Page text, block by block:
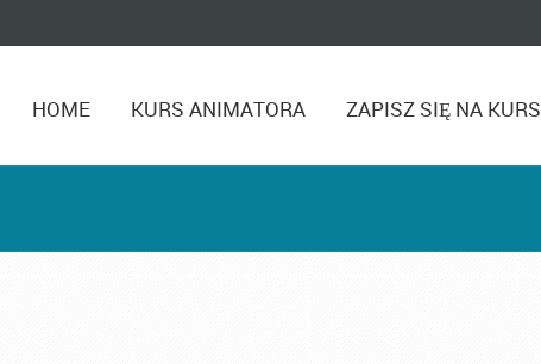
HOME KURS ANIMATORA ZAPISZ SIĘ NA KURS